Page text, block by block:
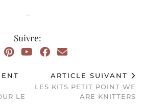
–
Suivre:
LE
ARTICLE SUIVANT
LES KITS PETIT POINT WE
ARE KNITTERS